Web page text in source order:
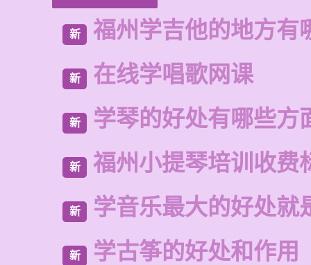
新 福州学吉他的地方有
新 在线学唱歌网课
新 学琴的好处有哪些方
新 福州小提琴培训收费
新 学音乐最大的好处就
新 学古筝的好处和作用